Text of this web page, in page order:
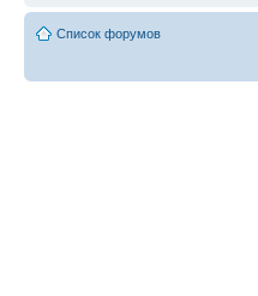
Список форумов